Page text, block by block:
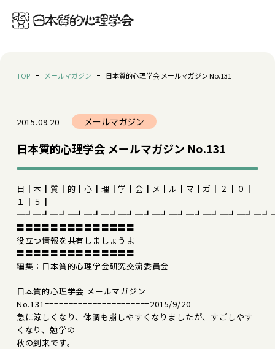
TOP メールマガジン 日本質的心理学会 メールマガジン No.131
2015.09.20 メールマガジン
日本質的心理学会 メールマガジン No.131
日┃本┃質┃的┃心┃理┃学┃会┃メ┃ル┃マ┃ガ┃２┃０┃
１┃５┃
〓〓〓〓〓〓〓〓〓〓〓〓〓〓
役立つ情報を共有しましょうよ
〓〓〓〓〓〓〓〓〓〓〓〓〓〓
編集：日本質的心理学会研究交流委員会
日本質的心理学会 メールマガジン
No.131======================2015/9/20
急に涼しくなり、体調も崩しやすくなりましたが、すごしやす
くなり、勉学の
秋の到来です。